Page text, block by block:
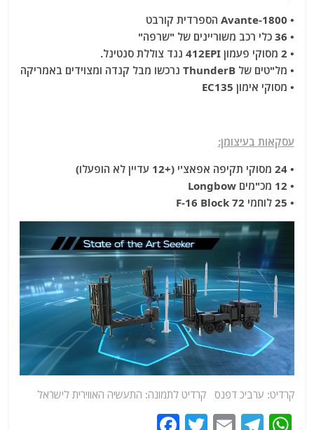
• Avante-1800 הספרדית קורבט
• 36 כלי רכב משוריינים של "שרפה"
• 2 מסוקי פעמון 412EPI נגד צוללת סנטינל.
• מל"טים של ThunderB נרכשו מבל קנדה ומצוידים באמריקה
• מסוקי אימון EC135
עסקאות בעיצומן:
• 24 מסוקי תקיפה אפאצ'י (+12 עדיין לא הופעלו)
• 12 מכ"מים Longbow
• 25 לוחמי F-16 Block 72
קרדיט: ערביכ דפנס קרדיט לתמונה: התעשיה האווירית לישראל